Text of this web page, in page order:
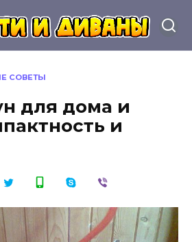
СОВЕТЫ
для дома и
и